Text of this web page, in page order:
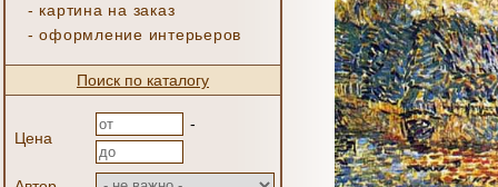
- картина на заказ
-оформление интерьеров
Поиск по каталогу
Цена
-